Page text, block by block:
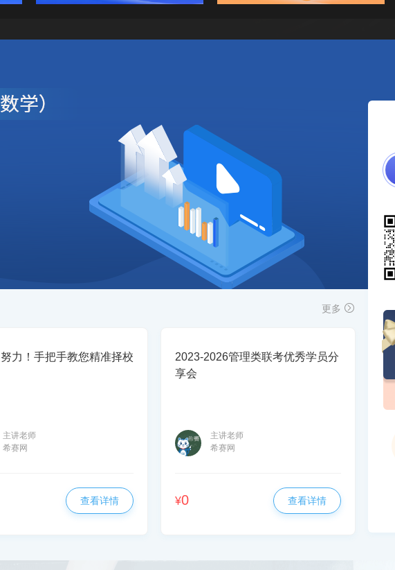
更多
力！手把手教您精准择校
主讲老师
希赛网
查看详情
2023-2026管理类联考优秀学员分
享会
主讲老师
希赛网
¥0 查看详情